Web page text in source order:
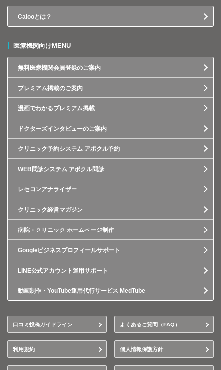
Calooとは？
医療機関向けMENU
無料医療機関会員登録のご案内
プレミアム掲載のご案内
漫画でわかるプレミアム掲載
ドクターズインタビューのご案内
クリニック予約システム アポクル予約
WEB問診システム アポクル問診
レセコンアナライザー
クリニック経営マガジン
病院・クリニック ホームページ制作
Googleビジネスプロフィールサポート
LINE公式アカウント運用サポート
動画制作・YouTube運用代行サービス MedTube
口コミ投稿ガイドライン よくあるご質問（FAQ）
利用規約 個人情報保護方針